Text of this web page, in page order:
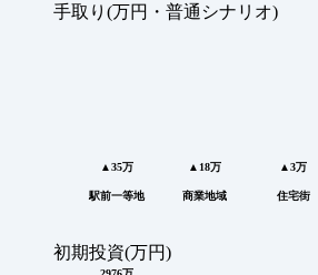
手取り(万円・普通シナリオ)
▲35万
駅前一等地
▲18万
商業地域
▲3万
住宅街
初期投資(万円)
2976万